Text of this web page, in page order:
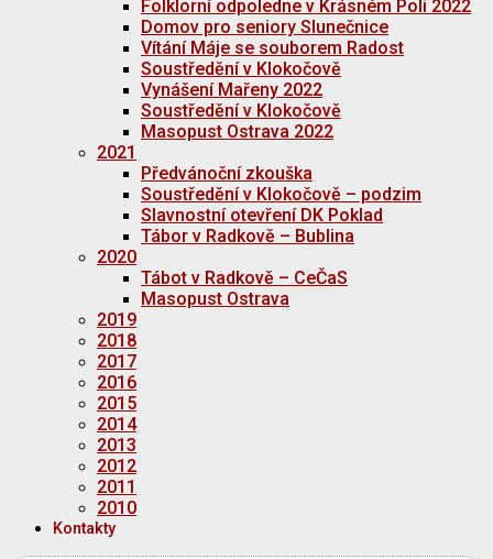
Folklorní odpoledne v Krásném Poli 2022
Domov pro seniory Slunečnice
Vítání Máje se souborem Radost
Soustředění v Klokočově
Vynášení Mařeny 2022
Soustředění v Klokočově
Masopust Ostrava 2022
2021
Předvánoční zkouška
Soustředění v Klokočově – podzim
Slavnostní otevření DK Poklad
Tábor v Radkově – Bublina
2020
Tábot v Radkově – CeČaS
Masopust Ostrava
2019
2018
2017
2016
2015
2014
2013
2012
2011
2010
Kontakty